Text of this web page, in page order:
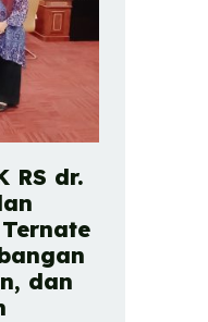
RS dr.
dan